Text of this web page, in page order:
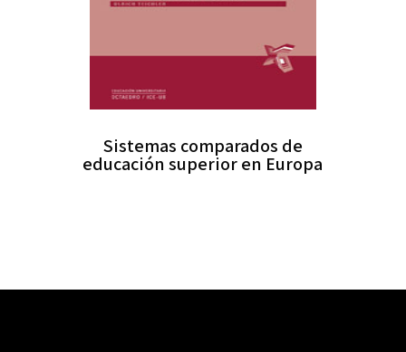
Sistemas comparados de
educación superior en Europa